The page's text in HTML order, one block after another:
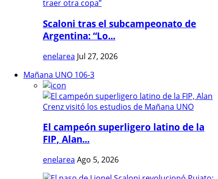
Scaloni tras el subcampeonato de
Argentina: “Lo...
enelarea Jul 27, 2026
Mañana UNO 106-3
El campeón superligero latino de la
FIP, Alan...
enelarea Ago 5, 2026